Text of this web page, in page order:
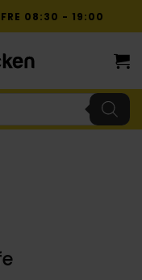
08:30 - 19:00